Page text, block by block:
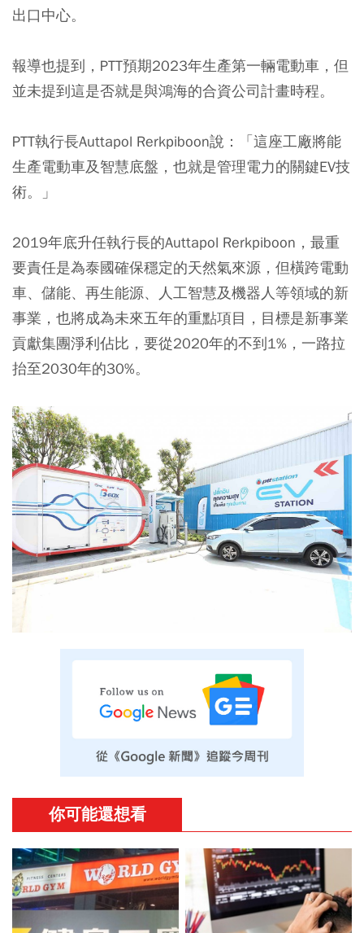
出口中心。
報導也提到， PTT預期2023年生產第一輛電動車，但
並未提到這是否就是與鴻海的合資公司計畫時程。
PTT執行長Auttapol Rerkpiboon說：「這座工廠將能
生產電動車及智慧底盤，也就是管理電力的關鍵EV技
術。」
2019年底升任執行長的Auttapol Rerkpiboon，最重
要責任是為泰國確保穩定的天然氣來源，但橫跨電動
車、儲能、再生能源、人工智慧及機器人等領域的新
事業，也將成為未來五年的重點項目，目標是新事業
貢獻集團淨利佔比，要從2020年的不到1%，一路拉
抬至2030年的30%。